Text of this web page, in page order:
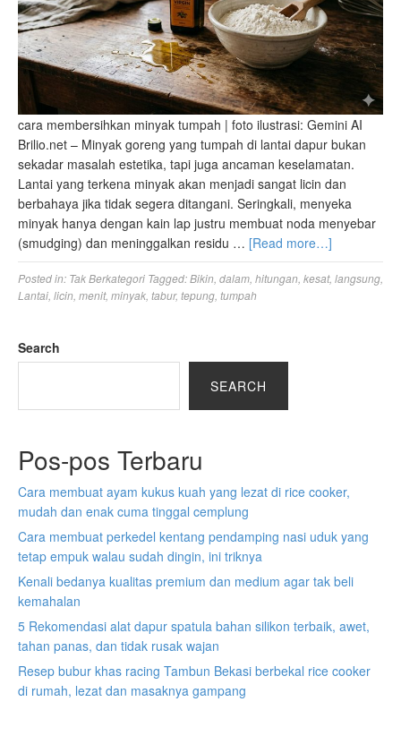
cara membersihkan minyak tumpah | foto ilustrasi: Gemini AI
Brilio.net – Minyak goreng yang tumpah di lantai dapur bukan
sekadar masalah estetika, tapi juga ancaman keselamatan.
Lantai yang terkena minyak akan menjadi sangat licin dan
berbahaya jika tidak segera ditangani. Seringkali, menyeka
minyak hanya dengan kain lap justru membuat noda menyebar
(smudging) dan meninggalkan residu … [Read more…]
Posted in: Tak Berkategori Tagged:Bikin, dalam, hitungan, kesat, langsung,
Lantai, licin, menit, minyak, tabur, tepung, tumpah
Search
SEARCH
Pos-pos Terbaru
Cara membuat ayam kukus kuah yang lezat di rice cooker,
mudah dan enak cuma tinggal cemplung
Cara membuat perkedel kentang pendamping nasi uduk yang
tetap empuk walau sudah dingin, ini triknya
Kenali bedanya kualitas premium dan medium agar tak beli
kemahalan
5 Rekomendasi alat dapur spatula bahan silikon terbaik, awet,
tahan panas, dan tidak rusak wajan
Resep bubur khas racing Tambun Bekasi berbekal rice cooker
di rumah, lezat dan masaknya gampang